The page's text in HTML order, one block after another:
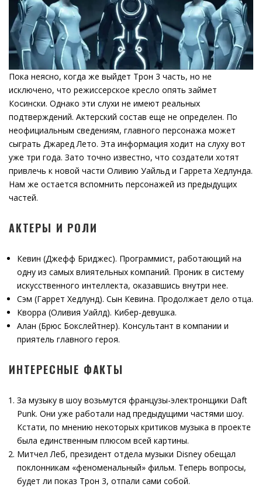
Пока неясно, когда же выйдет Трон 3 часть, но не
исключено, что режиссерское кресло опять займет
Косински. Однако эти слухи не имеют реальных
подтверждений. Актерский состав еще не определен. По
неофициальным сведениям, главного персонажа может
сыграть Джаред Лето. Эта информация ходит на слуху вот
уже три года. Зато точно известно, что создатели хотят
привлечь к новой части Оливию Уайльд и Гаррета Хедлунда.
Нам же остается вспомнить персонажей из предыдущих
частей.
АКТЕРЫ И РОЛИ
Кевин (Джефф Бриджес). Программист, работающий на
одну из самых влиятельных компаний. Проник в систему
искусственного интеллекта, оказавшись внутри нее.
Сэм (Гаррет Хедлунд). Сын Кевина. Продолжает дело отца.
Кворра (Оливия Уайлд). Кибер-девушка.
Алан (Брюс Бокслейтнер). Консультант в компании и
приятель главного героя.
ИНТЕРЕСНЫЕ ФАКТЫ
За музыку в шоу возьмутся французы-электронщики Daft
Punk. Они уже работали над предыдущими частями шоу.
Кстати, по мнению некоторых критиков музыка в проекте
была единственным плюсом всей картины.
Митчел Леб, президент отдела музыки Disney обещал
поклонникам «феноменальный» фильм. Теперь вопросы,
будет ли показ Трон 3, отпали сами собой.